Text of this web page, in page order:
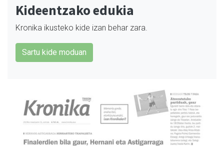
Kideentzako edukia
Kronika ikusteko kide izan behar zara.
Sartu kide moduan